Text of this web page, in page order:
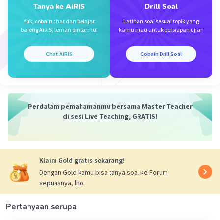
Tanya ke AiRIS
Yuk, cobain chat dan belajar
bareng AiRIS, teman pintarmu!
Chat AiRIS
Drill Soal
Latihan soal sesuai topik yang
kamu mau untuk persiapan ujian
Cobain Drill Soal
Perdalam pemahamanmu bersama Master Teacher
di sesi Live Teaching, GRATIS!
Klaim Gold gratis sekarang!
Dengan Gold kamu bisa tanya soal ke Forum
sepuasnya, lho.
Pertanyaan serupa